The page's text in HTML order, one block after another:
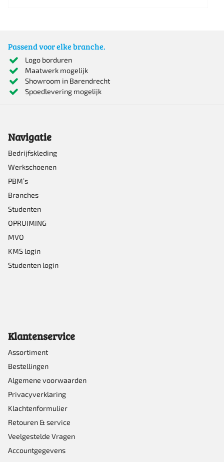
meerdere
variaties.
Deze
gekozen
worden
op
de
productpagina
Passend voor elke branche.
Logo borduren
Maatwerk mogelijk
Showroom in Barendrecht
Spoedlevering mogelijk
Navigatie
Bedrijfskleding
Werkschoenen
PBM’s
Branches
Studenten
OPRUIMING
MVO
KMS login
Studenten login
Klantenservice
Assortiment
Bestellingen
Algemene voorwaarden
Privacyverklaring
Klachtenformulier
Retouren & service
Veelgestelde Vragen
Accountgegevens